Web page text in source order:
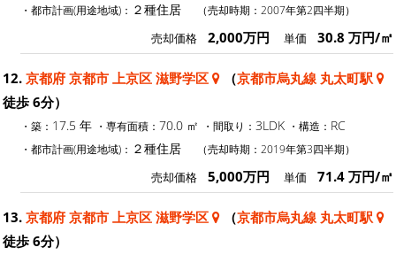
・都市計画(用途地域)： ２種住居 （売却時期：2007年第2四半期）
売却価格 2,000万円 単価 30.8 万円/㎡
12. 京都府 京都市 上京区 滋野学区 （京都市烏丸線 丸太町駅
徒歩 6分）
・築： 17.5 年 ・専有面積： 70.0 ㎡ ・間取り： 3LDK ・構造： RC
・都市計画(用途地域)： ２種住居 （売却時期：2019年第3四半期）
売却価格 5,000万円 単価 71.4 万円/㎡
13. 京都府 京都市 上京区 滋野学区 （京都市烏丸線 丸太町駅
徒歩 6分）